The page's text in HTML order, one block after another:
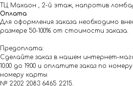
ТЦ Махаон , 2-й этаж, напротив
Оплата
Для оформления заказа необходимо
размере 50-100% от стоимости заказа.
Предоплата:
Сделайте заказ в нашем интернет-
10.00 до 19.00 и оплатите заказ по номеру
номеру карты
№ 2202 2083 6465 2215.